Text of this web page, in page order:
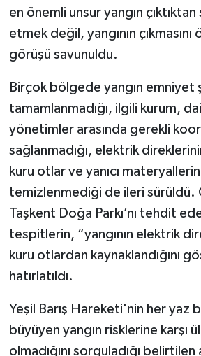
en önemli unsur yangın
etmek değil, yangının
görüşü savunuldu.
Birçok bölgede yangın emniyet
tamamlanmadığı, ilgili kurum,
yönetimler arasında gerekli
sağlanmadığı, elektrik
kuru otlar ve yanıcı
temizlenmediği de ileri sürüldü.
Taşkent Doğa Parkı’nı tehdit
tespitlerin, “yangının elektrik
kuru otlardan kaynaklandığını
hatırlatıldı.
Yeşil Barış Hareketi'nin her yaz
büyüyen yangın risklerine karşı
olmadığını sorguladığı belirtilen